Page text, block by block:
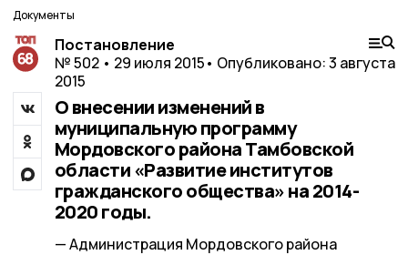
Документы
Постановление
№ 502 • 29 июля 2015• Опубликовано: 3 августа
2015
О внесении изменений в
муниципальную программу
Мордовского района Тамбовской
области «Развитие институтов
гражданского общества» на 2014-
2020 годы.
— Администрация Мордовского района